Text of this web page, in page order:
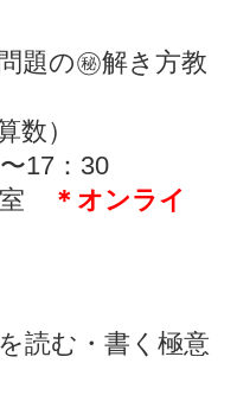
題の㊙︎解き方教
数）
17：30
室
＊オンライ
読む・書く極意